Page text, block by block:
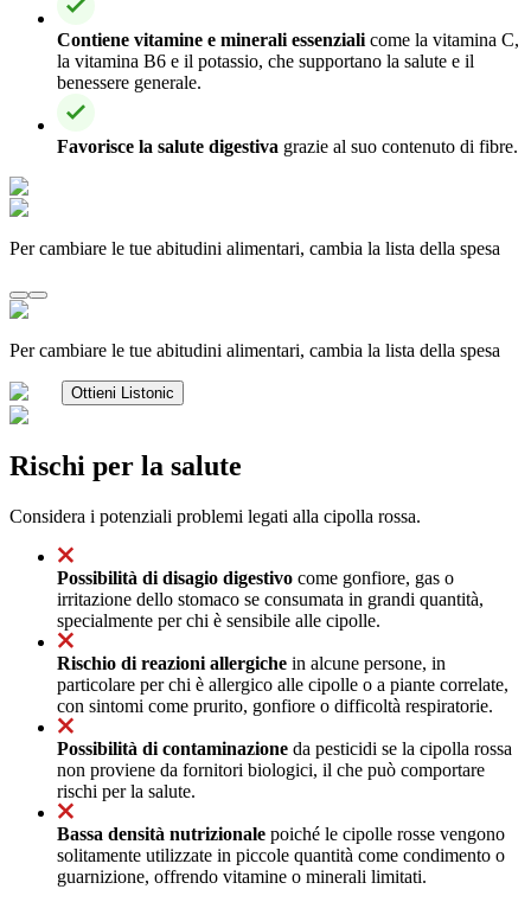
Contiene vitamine e minerali essenziali come la vitamina C,
la vitamina B6 e il potassio, che supportano la salute e il
benessere generale.
Favorisce la salute digestiva grazie al suo contenuto di fibre.
Per cambiare le tue abitudini alimentari, cambia la lista della spesa
Per cambiare le tue abitudini alimentari, cambia la lista della spesa
Ottieni Listonic
Rischi per la salute
Considera i potenziali problemi legati alla cipolla rossa.
Possibilità di disagio digestivo come gonfiore, gas o
irritazione dello stomaco se consumata in grandi quantità,
specialmente per chi è sensibile alle cipolle.
Rischio di reazioni allergiche in alcune persone, in
particolare per chi è allergico alle cipolle o a piante correlate,
con sintomi come prurito, gonfiore o difficoltà respiratorie.
Possibilità di contaminazione da pesticidi se la cipolla rossa
non proviene da fornitori biologici, il che può comportare
rischi per la salute.
Bassa densità nutrizionale poiché le cipolle rosse vengono
solitamente utilizzate in piccole quantità come condimento o
guarnizione, offrendo vitamine o minerali limitati.